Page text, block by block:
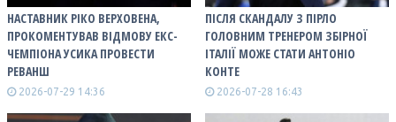
НАСТАВНИК РІКО ВЕРХОВЕНА,
ПРОКОМЕНТУВАВ ВІДМОВУ ЕКС-
ЧЕМПІОНА УСИКА ПРОВЕСТИ
РЕВАНШ
2026-07-29 14:36
ПІСЛЯ СКАНДАЛУ З ПІРЛО
ГОЛОВНИМ ТРЕНЕРОМ ЗБІРНОЇ
ІТАЛІЇ МОЖЕ СТАТИ АНТОНІО
КОНТЕ
2026-07-28 16:43